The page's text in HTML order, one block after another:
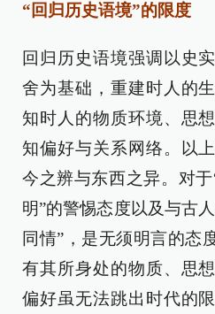
“回归历史语境”的限度
回归历史语境强调以史
舍为基础，重建时人的
知时人的物质环境、思
知偏好与关系网络。以
今之辨与东西之异。对
明”的警惕态度以及与古
同情”，是无须明言的态
有其所身处的物质、思
偏好虽无法跳出时代的